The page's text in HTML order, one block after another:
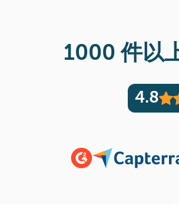
1000 件以
4.8